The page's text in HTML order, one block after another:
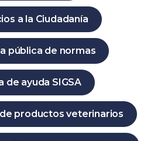
a la Ciudadanía
pública de normas
de ayuda SIGSA
productos veterinarios